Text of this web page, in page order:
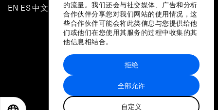
的流量。我们还会与社交媒体、广告和分析
合作伙伴分享您对我们网站的使用情况，这
些合作伙伴可能会将此类信息与您提供给他
们或他们在您使用其服务的过程中收集的其
他信息相结合。
全部允许
自定义
拒绝
EN ▪ES▪中文▪ 日本語
站点地图